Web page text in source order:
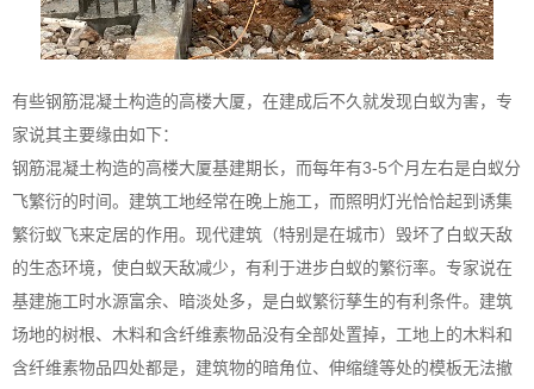
有些钢筋混凝土构造的高楼大厦，在建成后不久就发现白蚁为害，专
家说其主要缘由如下：
钢筋混凝土构造的高楼大厦基建期长，而每年有3-5个月左右是白蚁分
飞繁衍的时间。建筑工地经常在晚上施工，而照明灯光恰恰起到诱集
繁衍蚁飞来定居的作用。现代建筑（特别是在城市）毁坏了白蚁天敌
的生态环境，使白蚁天敌减少，有利于进步白蚁的繁衍率。专家说在
基建施工时水源富余、暗淡处多，是白蚁繁衍孳生的有利条件。建筑
场地的树根、木料和含纤维素物品没有全部处置掉，工地上的木料和
含纤维素物品四处都是，建筑物的暗角位、伸缩缝等处的模板无法撤